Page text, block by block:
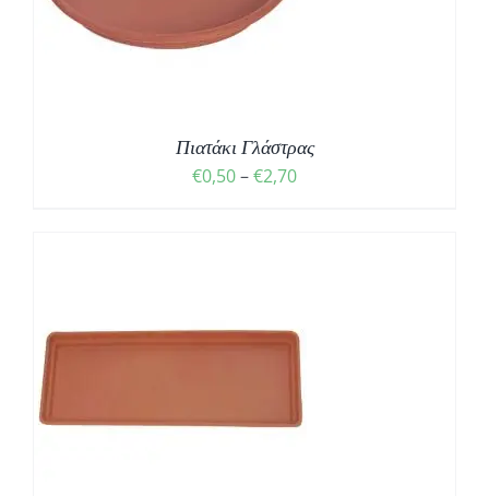
Πιατάκι Γλάστρας
€0,50–€2,70Price